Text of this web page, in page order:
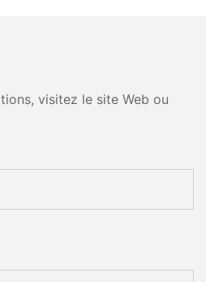
visitez le site Web ou